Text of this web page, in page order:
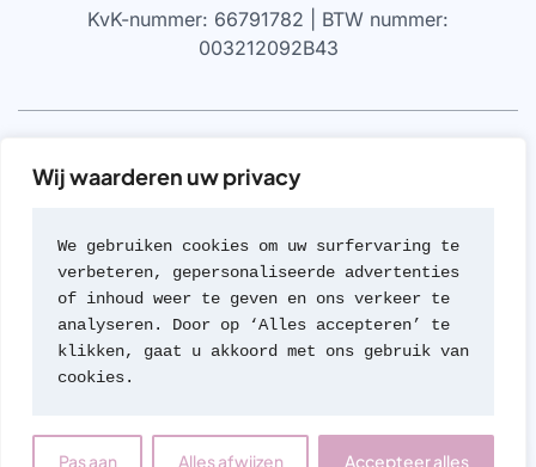
Wij waarderen uw privacy
We gebruiken cookies om uw surfervaring te
verbeteren, gepersonaliseerde advertenties
of inhoud weer te geven en ons verkeer te
analyseren. Door op ‘Alles accepteren’ te
klikken, gaat u akkoord met ons gebruik van
cookies.
Pas aan Alles afwijzen Accepteer alles
KvK-nummer: 66791782 | BTW nummer:
003212092B43
VRIJWARING
gekocht bij geautoriseerde leveranciers of van de
merken zelf (met geen van beide hebben we een
formele rechtsverhouding). Wij werken nooit met
namaak of imitaties van geuren; een beleid dat we zeer
serieus nemen.
Contact